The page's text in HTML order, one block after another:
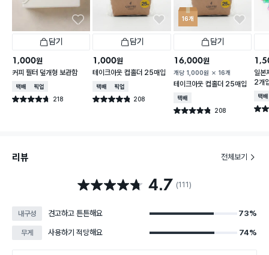
담기
1,000원
커피 필터 덮개형 보관함
택배배송매장픽업
별점 4.7점 218
건 작성
담기
1,000원
테이크아웃 컵홀더 25매입
택배배송매장픽업
별점 4.8점 208
건 작성
16개
담기
16,000원
개당 1,000원 16개
테이크아웃 컵홀더 25매입
택배배송
별점 4.8점 208
건 작성
일본
2개
택배
별점
리뷰 전체보기
별점 4.7점 4.7 (111)
내구성 견고하고 튼튼해요 73%
무게 사용하기 적당해요 74%